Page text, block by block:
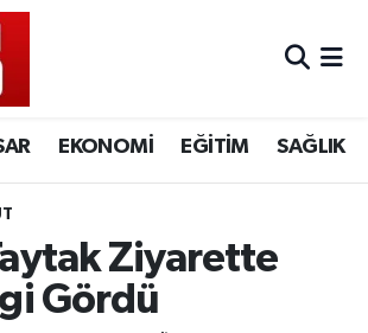
EKONOMİ EĞİTİM SAĞLIK
Ziyarette
Gördü